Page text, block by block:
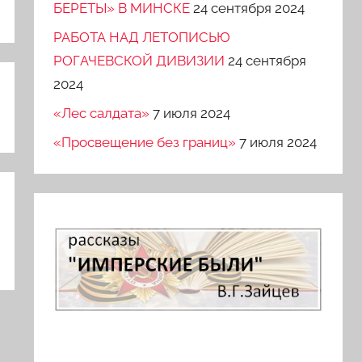
БЕРЕТЫ» В МИНСКЕ 24 сентября 2024
РАБОТА НАД ЛЕТОПИСЬЮ
РОГАЧЕВСКОЙ ДИВИЗИИ 24 сентября
2024
«Лес салдата» 7 июля 2024
«Просвещение без границ» 7 июля 2024